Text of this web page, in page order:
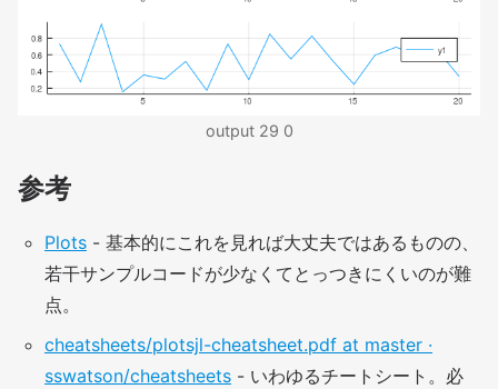
output 29 0
参考
Plots - 基本的にこれを見れば大丈夫ではあるものの、
若干サンプルコードが少なくてとっつきにくいのが難
点。
cheatsheets/plotsjl-cheatsheet.pdf at master ·
sswatson/cheatsheets - いわゆるチートシート。必